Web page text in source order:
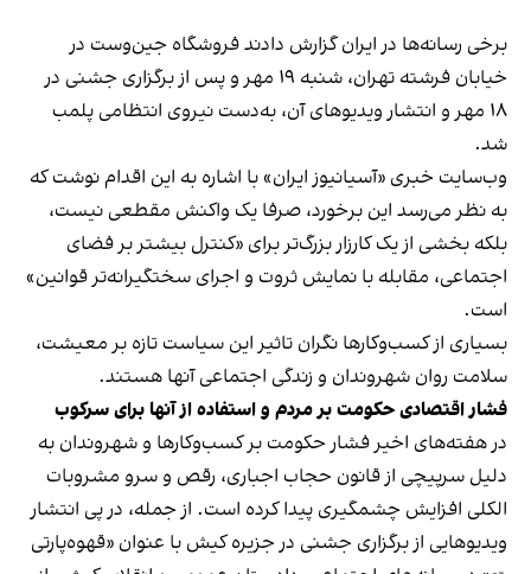
برخی رسانه‌ها در ایران گزارش دادند فروشگاه جین‌وست در
خیابان فرشته تهران، شنبه ۱۹ مهر و پس از برگزاری جشنی در
۱۸ مهر و انتشار ویدیوهای آن، به‌دست نیروی انتظامی پلمب
شد.
وب‌سایت خبری «آسیانیوز ایران» با اشاره به این اقدام نوشت که
به نظر می‌رسد این برخورد، صرفا یک واکنش مقطعی نیست،
بلکه بخشی از یک کارزار بزرگ‌تر برای «کنترل بیشتر بر فضای
اجتماعی، مقابله با نمایش ثروت و اجرای سختگیرانه‌تر قوانین»
است.
بسیاری از کسب‌وکارها نگران تاثیر این سیاست‌ تازه بر معیشت،
سلامت روان شهروندان و زندگی اجتماعی آنها هستند.
فشار اقتصادی حکومت بر مردم و استفاده از آنها برای سرکوب
در هفته‌های اخیر فشار حکومت بر کسب‌وکارها و شهروندان به
دلیل سرپیچی از قانون حجاب اجباری، رقص و سرو مشروبات
الکلی افزایش چشمگیری پیدا کرده است. از جمله، در پی انتشار
ویدیوهایی از برگزاری جشنی در جزیره کیش با عنوان «قهوه‌پارتی